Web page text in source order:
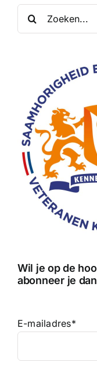
naar:
Wil je op de
abonneer je
E-mailadres*